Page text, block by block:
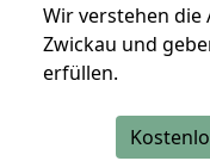
Wir verstehen die
Zwickau und
erfüllen.